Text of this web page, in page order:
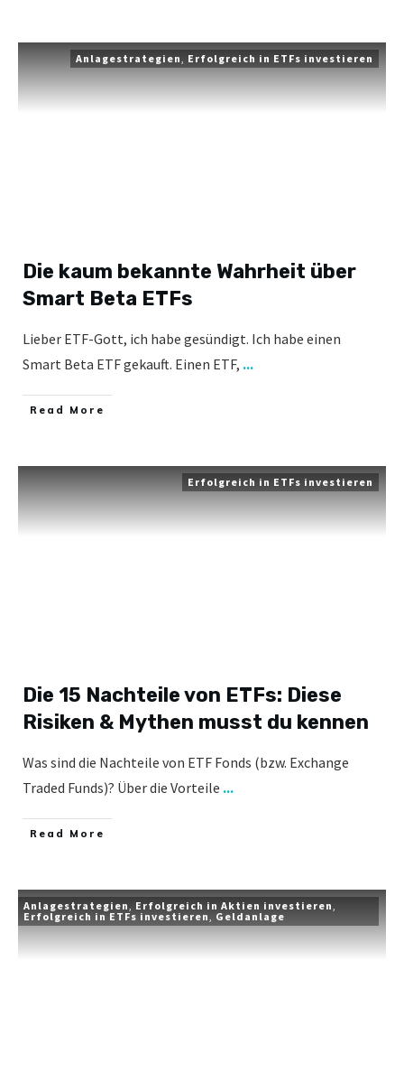
Anlagestrategien, Erfolgreich in ETFs investieren
Die kaum bekannte Wahrheit über
Smart Beta ETFs
Lieber ETF-Gott, ich habe gesündigt. Ich habe einen
Smart Beta ETF gekauft. Einen ETF, ...
​Read More
Erfolgreich in ETFs investieren
Die 15 Nachteile von ETFs: Diese
Risiken & Mythen musst du kennen
Was sind die Nachteile von ETF Fonds (bzw. Exchange
Traded Funds)? Über die Vorteile ...
​Read More
Anlagestrategien, Erfolgreich in Aktien investieren,
Erfolgreich in ETFs investieren, Geldanlage